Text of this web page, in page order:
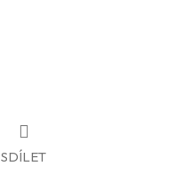
SDÍLET